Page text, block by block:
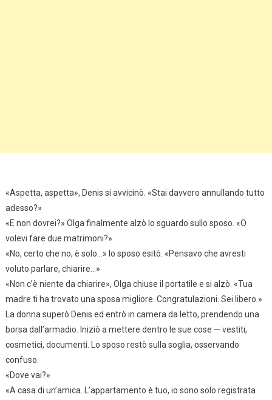
«Aspetta, aspetta», Denis si avvicinò. «Stai davvero annullando tutto
adesso?»
«E non dovrei?» Olga finalmente alzò lo sguardo sullo sposo. «O
volevi fare due matrimoni?»
«No, certo che no, è solo…» lo sposo esitò. «Pensavo che avresti
voluto parlare, chiarire…»
«Non c’è niente da chiarire», Olga chiuse il portatile e si alzò. «Tua
madre ti ha trovato una sposa migliore. Congratulazioni. Sei libero.»
La donna superò Denis ed entrò in camera da letto, prendendo una
borsa dall’armadio. Iniziò a mettere dentro le sue cose — vestiti,
cosmetici, documenti. Lo sposo restò sulla soglia, osservando
confuso.
«Dove vai?»
«A casa di un’amica. L’appartamento è tuo, io sono solo registrata